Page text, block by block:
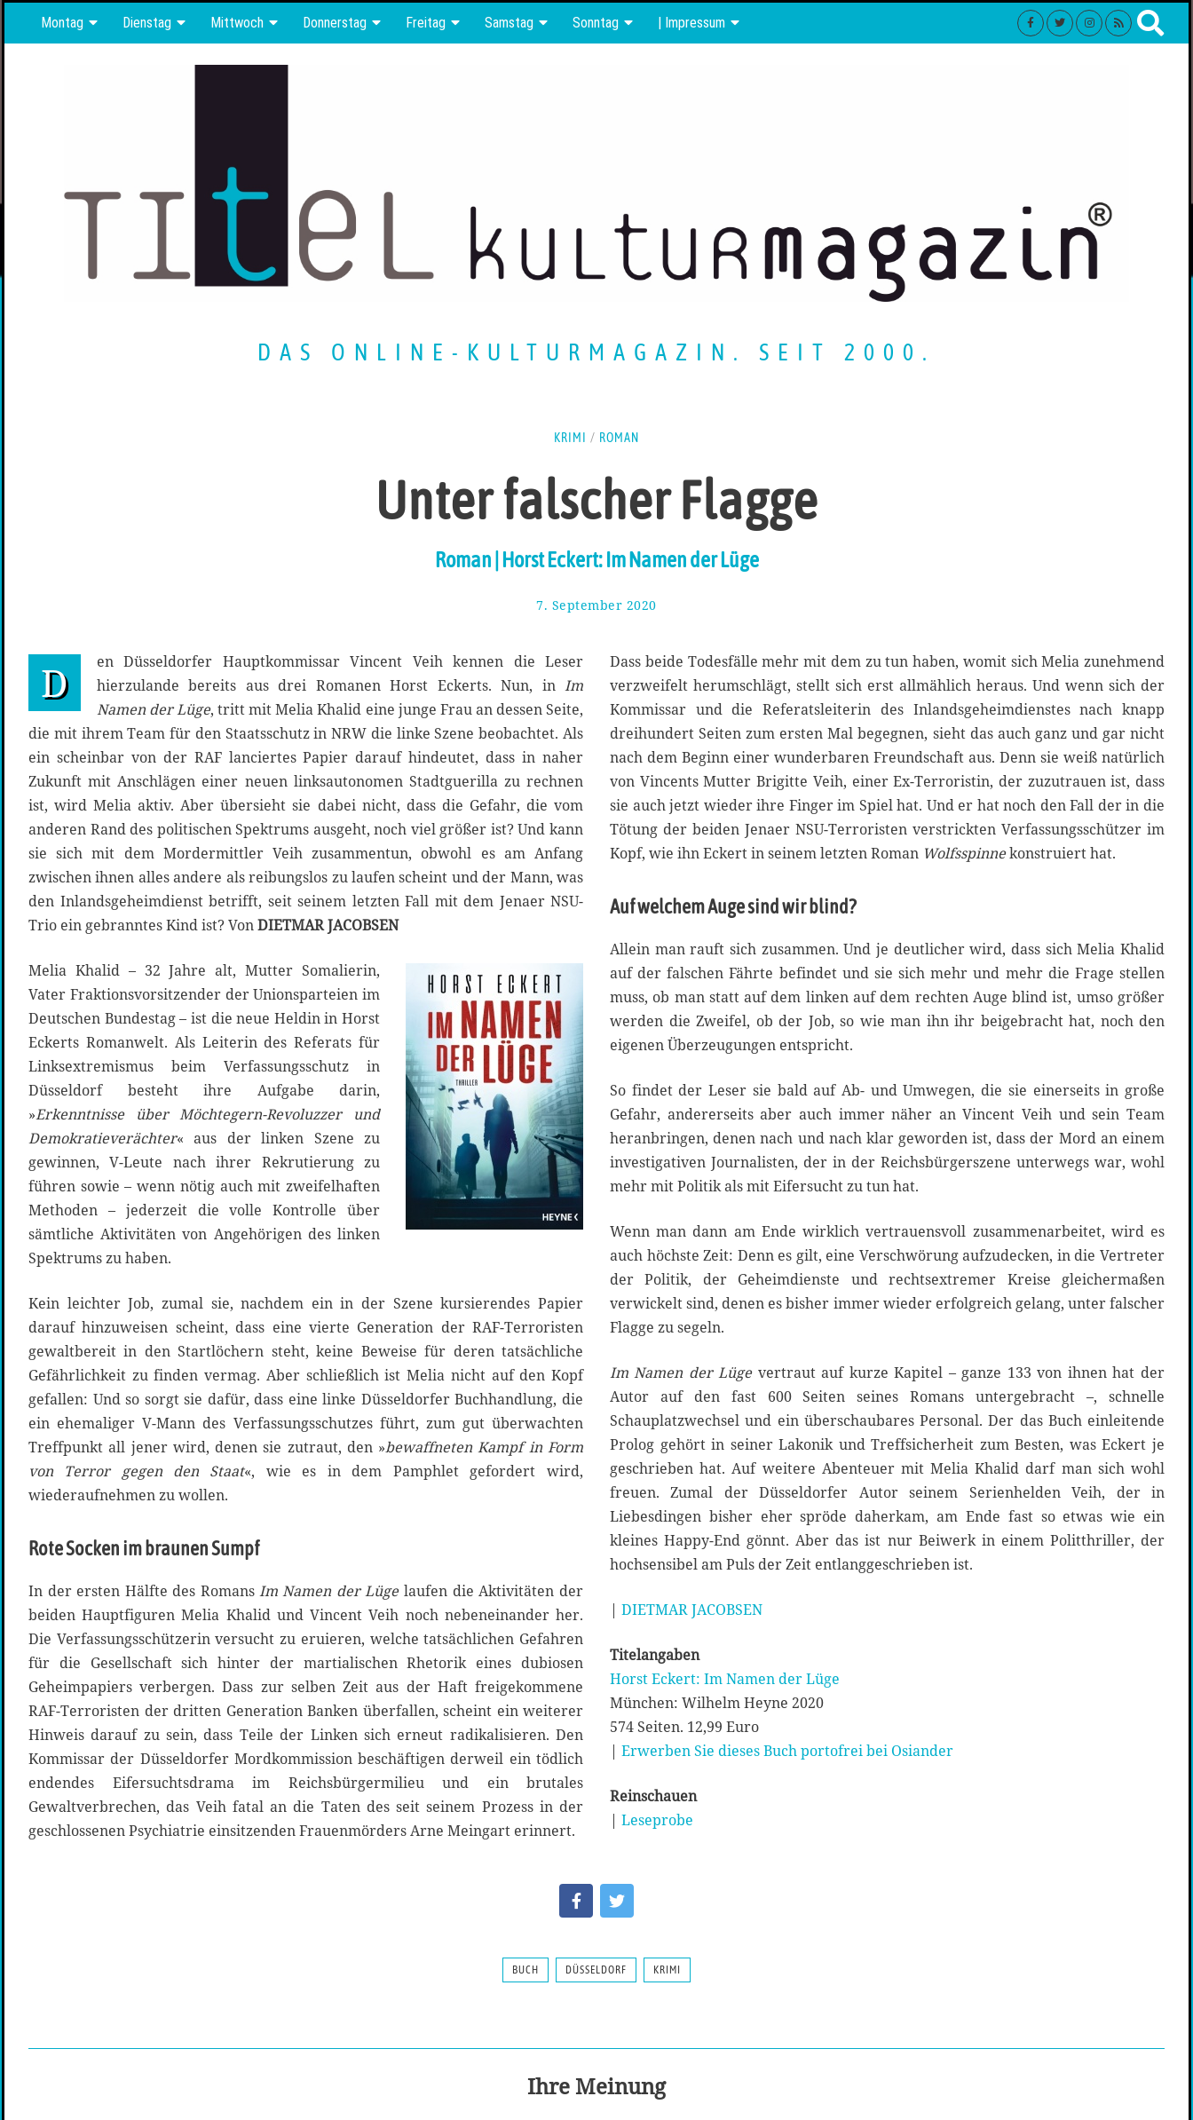
Montag Dienstag Mittwoch Donnerstag Freitag Samstag Sonntag | Impressum
DAS ONLINE-KULTURMAGAZIN. SEIT 2000.
KRIMI / ROMAN
Unter falscher Flagge
Roman | Horst Eckert: Im Namen der Lüge
7. September 2020
S
e
p
t
e
b
e
r
0
2
D
en Düsseldorfer Hauptkommissar Vincent Veih kennen die Leser
hierzulande bereits aus drei Romanen Horst Eckerts. Nun, in Im
Namen der Lüge, tritt mit Melia Khalid eine junge Frau an dessen Seite,
die mit ihrem Team für den Staatsschutz in NRW die linke Szene beobachtet. Als
ein scheinbar von der RAF lanciertes Papier darauf hindeutet, dass in naher
Zukunft mit Anschlägen einer neuen linksautonomen Stadtguerilla zu rechnen
ist, wird Melia aktiv. Aber übersieht sie dabei nicht, dass die Gefahr, die vom
anderen Rand des politischen Spektrums ausgeht, noch viel größer ist? Und kann
sie sich mit dem Mordermittler Veih zusammentun, obwohl es am Anfang
zwischen ihnen alles andere als reibungslos zu laufen scheint und der Mann, was
den Inlandsgeheimdienst betrifft, seit seinem letzten Fall mit dem Jenaer NSU-
Trio ein gebranntes Kind ist? VonDIETMAR JACOBSEN
Melia Khalid – 32 Jahre alt, Mutter Somalierin,
Vater Fraktionsvorsitzender der Unionsparteien im
Deutschen Bundestag – ist die neue Heldin in Horst
Eckerts Romanwelt. Als Leiterin des Referats für
Linksextremismus beim Verfassungsschutz in
Düsseldorf besteht ihre Aufgabe darin,
»Erkenntnisse über Möchtegern-Revoluzzer und
Demokratieverächter« aus der linken Szene zu
gewinnen, V-Leute nach ihrer Rekrutierung zu
führen sowie – wenn nötig auch mit zweifelhaften
Methoden – jederzeit die volle Kontrolle über
sämtliche Aktivitäten von Angehörigen des linken
Spektrums zu haben.
Kein leichter Job, zumal sie, nachdem ein in der Szene kursierendes Papier
darauf hinzuweisen scheint, dass eine vierte Generation der RAF-Terroristen
gewaltbereit in den Startlöchern steht, keine Beweise für deren tatsächliche
Gefährlichkeit zu finden vermag. Aber schließlich ist Melia nicht auf den Kopf
gefallen: Und so sorgt sie dafür, dass eine linke Düsseldorfer Buchhandlung, die
ein ehemaliger V-Mann des Verfassungsschutzes führt, zum gut überwachten
Treffpunkt all jener wird, denen sie zutraut, den »bewaffneten Kampf in Form
von Terror gegen den Staat«, wie es in dem Pamphlet gefordert wird,
wiederaufnehmen zu wollen.
Rote Socken im braunen Sumpf
In der ersten Hälfte des Romans Im Namen der Lügelaufen die Aktivitäten der
beiden Hauptfiguren Melia Khalid und Vincent Veih noch nebeneinander her.
Die Verfassungsschützerin versucht zu eruieren, welche tatsächlichen Gefahren
für die Gesellschaft sich hinter der martialischen Rhetorik eines dubiosen
Geheimpapiers verbergen. Dass zur selben Zeit aus der Haft freigekommene
RAF-Terroristen der dritten Generation Banken überfallen, scheint ein weiterer
Hinweis darauf zu sein, dass Teile der Linken sich erneut radikalisieren. Den
Kommissar der Düsseldorfer Mordkommission beschäftigen derweil ein tödlich
endendes Eifersuchtsdrama im Reichsbürgermilieu und ein brutales
Gewaltverbrechen, das Veih fatal an die Taten des seit seinem Prozess in der
geschlossenen Psychiatrie einsitzenden Frauenmörders Arne Meingart erinnert.
Dass beide Todesfälle mehr mit dem zu tun haben, womit sich Melia zunehmend
verzweifelt herumschlägt, stellt sich erst allmählich heraus. Und wenn sich der
Kommissar und die Referatsleiterin des Inlandsgeheimdienstes nach knapp
dreihundert Seiten zum ersten Mal begegnen, sieht das auch ganz und gar nicht
nach dem Beginn einer wunderbaren Freundschaft aus. Denn sie weiß natürlich
von Vincents Mutter Brigitte Veih, einer Ex-Terroristin, der zuzutrauen ist, dass
sie auch jetzt wieder ihre Finger im Spiel hat. Und er hat noch den Fall der in die
Tötung der beiden Jenaer NSU-Terroristen verstrickten Verfassungsschützer im
Kopf, wie ihn Eckert in seinem letzten Roman Wolfsspinnekonstruiert hat.
Auf welchem Auge sind wir blind?
Allein man rauft sich zusammen. Und je deutlicher wird, dass sich Melia Khalid
auf der falschen Fährte befindet und sie sich mehr und mehr die Frage stellen
muss, ob man statt auf dem linken auf dem rechten Auge blind ist, umso größer
werden die Zweifel, ob der Job, so wie man ihn ihr beigebracht hat, noch den
eigenen Überzeugungen entspricht.
So findet der Leser sie bald auf Ab- und Umwegen, die sie einerseits in große
Gefahr, andererseits aber auch immer näher an Vincent Veih und sein Team
heranbringen, denen nach und nach klar geworden ist, dass der Mord an einem
investigativen Journalisten, der in der Reichsbürgerszene unterwegs war, wohl
mehr mit Politik als mit Eifersucht zu tun hat.
Wenn man dann am Ende wirklich vertrauensvoll zusammenarbeitet, wird es
auch höchste Zeit: Denn es gilt, eine Verschwörung aufzudecken, in die Vertreter
der Politik, der Geheimdienste und rechtsextremer Kreise gleichermaßen
verwickelt sind, denen es bisher immer wieder erfolgreich gelang, unter falscher
Flagge zu segeln.
Im Namen der Lügevertraut auf kurze Kapitel – ganze 133 von ihnen hat der
Autor auf den fast 600 Seiten seines Romans untergebracht –, schnelle
Schauplatzwechsel und ein überschaubares Personal. Der das Buch einleitende
Prolog gehört in seiner Lakonik und Treffsicherheit zum Besten, was Eckert je
geschrieben hat. Auf weitere Abenteuer mit Melia Khalid darf man sich wohl
freuen. Zumal der Düsseldorfer Autor seinem Serienhelden Veih, der in
Liebesdingen bisher eher spröde daherkam, am Ende fast so etwas wie ein
kleines Happy-End gönnt. Aber das ist nur Beiwerk in einem Politthriller, der
hochsensibel am Puls der Zeit entlanggeschrieben ist.
| DIETMAR JACOBSEN
Titelangaben
Horst Eckert: Im Namen der Lüge
München: Wilhelm Heyne 2020
574 Seiten. 12,99 Euro
| Erwerben Sie dieses Buch portofrei bei Osiander
Reinschauen
| Leseprobe
BUCH DÜSSELDORF KRIMI
Ihre Meinung